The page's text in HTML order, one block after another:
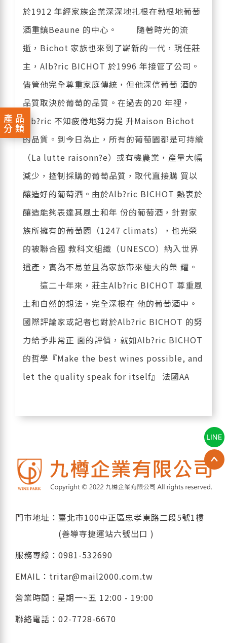
產品
分類
於1912 年經家族企業深深地扎根在勃根地葡萄
酒重鎮Beaune 的中心。 隨著時光的流
逝，Bichot 家族也來到了嶄新的一代，現任莊
主，Alb?ric BICHOT 於1996 年接管了公司。
儘管他完全尊重家庭傳統，但他深信葡萄 酒的
品質取決於葡萄的品質。在過去的20 年裡，
Alb?ric 不知疲倦地努力提 升Maison Bichot
的品質。到今日為止，所有的葡萄園都是可持續
（La lutte raisonn?e）或有機農業，產量大幅
減少，控制採購的葡萄品質，取代直接購 買以
釀造好的葡萄酒。由於Alb?ric BICHOT 熱衷於
釀造能夠表達其風土和年 份的葡萄酒，針對家
族所擁有的葡萄園（1247 climats），也光榮
的被聯合國 教科文組織（UNESCO）納入世界
遺產，實為不易並且為家族帶來極大的榮 耀。
這二十年來，莊主Alb?ric BICHOT 尊重風
土和自然的想法，完全深根在 他的葡萄酒中。
國際評論家或記者也對於Alb?ric BICHOT 的努
力給予非常正 面的評價，就如Alb?ric BICHOT
的哲學『Make the best wines possible, and
let the quality speak for itself』 法國AA
門市地址：臺北市100中正區忠孝東路二段5號1樓
(善導寺捷運站六號出口 )
服務專線： 0981-532690
EMAIL： tritar@mail2000.com.tw
營業時間 : 星期一~五 12:00 - 19:00
聯絡電話： 02-7728-6670